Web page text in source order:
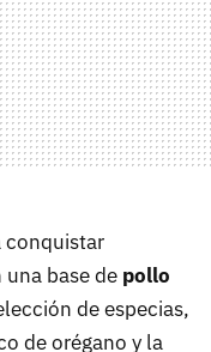
conquistar
base de pollo
de especias,
de orégano y la